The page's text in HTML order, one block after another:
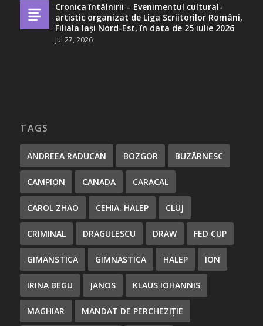
Cronica întâlnirii – Evenimentul cultural-
artistic organizat de Liga Scriitorilor Români,
Filiala Iași Nord-Est, în data de 25 iulie 2026
Jul 27, 2026
TAGS
ANDREEA RADUCAN BOZGOR BUZĂRNESC
CAMPION CANADA CARACAL
CAROL ZHAO CEHIA. HALEP CLUJ
CRIMINAL DRAGULESCU DRAW FED CUP
GIMANSTICA GIMNASTICA HALEP ION
IRINA BEGU JANOS KLAUS IOHANNIS
MAGHIAR MANDAT DE PERCHEZIȚIE